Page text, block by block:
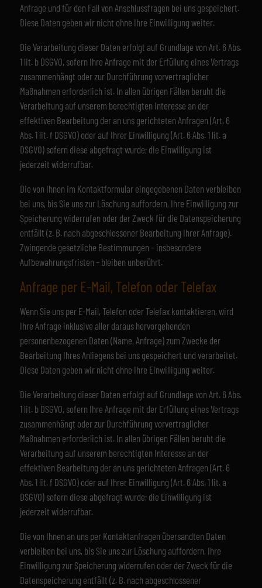
Anfrage und für den Fall von Anschlussfragen bei uns gespeichert.
Diese Daten geben wir nicht ohne Ihre Einwilligung weiter.
Die Verarbeitung dieser Daten erfolgt auf Grundlage von Art. 6 Abs.
1 lit. b DSGVO, sofern Ihre Anfrage mit der Erfüllung eines Vertrags
zusammenhängt oder zur Durchführung vorvertraglicher
Maßnahmen erforderlich ist. In allen übrigen Fällen beruht die
Verarbeitung auf unserem berechtigten Interesse an der
effektiven Bearbeitung der an uns gerichteten Anfragen (Art. 6
Abs. 1 lit. f DSGVO) oder auf Ihrer Einwilligung (Art. 6 Abs. 1 lit. a
DSGVO) sofern diese abgefragt wurde; die Einwilligung ist
jederzeit widerrufbar.
Die von Ihnen im Kontaktformular eingegebenen Daten verbleiben
bei uns, bis Sie uns zur Löschung auffordern, Ihre Einwilligung zur
Speicherung widerrufen oder der Zweck für die Datenspeicherung
entfällt (z. B. nach abgeschlossener Bearbeitung Ihrer Anfrage).
Zwingende gesetzliche Bestimmungen – insbesondere
Aufbewahrungsfristen – bleiben unberührt.
Anfrage per E-Mail, Telefon oder Telefax
Wenn Sie uns per E-Mail, Telefon oder Telefax kontaktieren, wird
Ihre Anfrage inklusive aller daraus hervorgehenden
personenbezogenen Daten (Name, Anfrage) zum Zwecke der
Bearbeitung Ihres Anliegens bei uns gespeichert und verarbeitet.
Diese Daten geben wir nicht ohne Ihre Einwilligung weiter.
Die Verarbeitung dieser Daten erfolgt auf Grundlage von Art. 6 Abs.
1 lit. b DSGVO, sofern Ihre Anfrage mit der Erfüllung eines Vertrags
zusammenhängt oder zur Durchführung vorvertraglicher
Maßnahmen erforderlich ist. In allen übrigen Fällen beruht die
Verarbeitung auf unserem berechtigten Interesse an der
effektiven Bearbeitung der an uns gerichteten Anfragen (Art. 6
Abs. 1 lit. f DSGVO) oder auf Ihrer Einwilligung (Art. 6 Abs. 1 lit. a
DSGVO) sofern diese abgefragt wurde; die Einwilligung ist
jederzeit widerrufbar.
Die von Ihnen an uns per Kontaktanfragen übersandten Daten
verbleiben bei uns, bis Sie uns zur Löschung auffordern, Ihre
Einwilligung zur Speicherung widerrufen oder der Zweck für die
Datenspeicherung entfällt (z. B. nach abgeschlossener